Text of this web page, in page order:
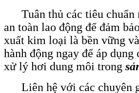
Tuân thủ các tiêu chuẩn
an toàn lao động để đảm
xuất kim loại là bền vững
hành động ngay để áp dụng
xử lý hơi dung môi trong
Liên hệ với các chuyên